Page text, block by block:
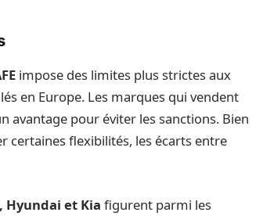
impose des limites plus strictes aux
en Europe. Les marques qui vendent
avantage pour éviter les sanctions. Bien
certaines flexibilités, les écarts entre
Hyundai et Kia figurent parmi les